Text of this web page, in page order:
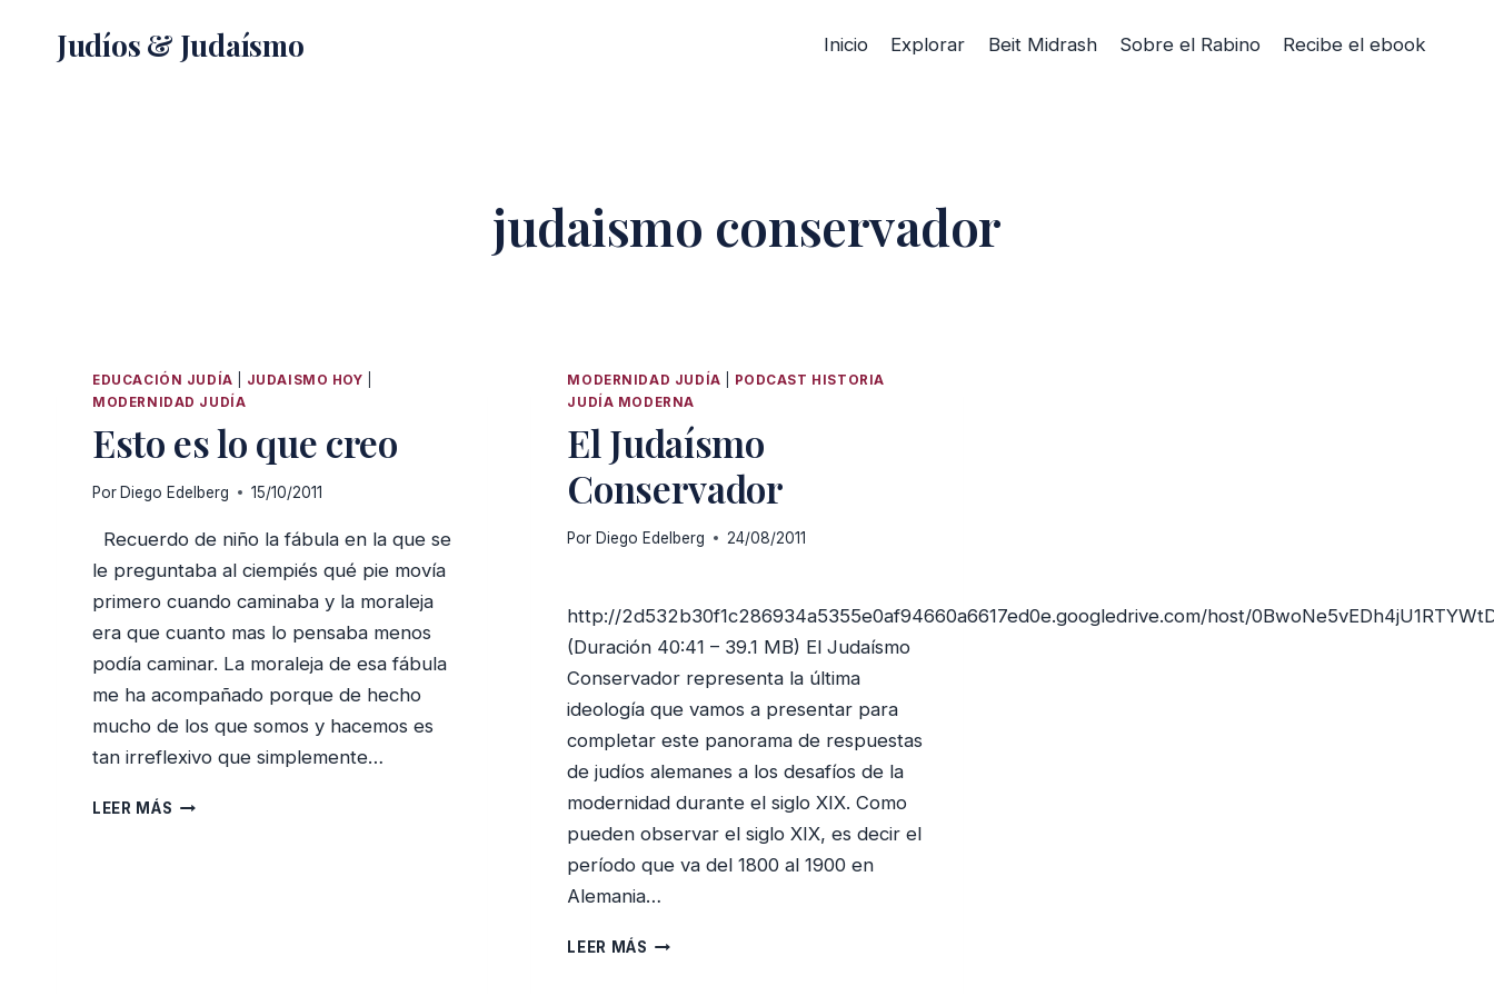
Judíos & Judaísmo Inicio Explorar Beit Midrash Sobre el Rabino Recibe el ebook
judaismo conservador
EDUCACIÓN JUDÍA JUDAISMO HOY
MODERNIDAD JUDÍA
Esto es lo que creo
Por Diego Edelberg 15/10/2011
Recuerdo de niño la fábula en la que se
le preguntaba al ciempiés qué pie movía
primero cuando caminaba y la moraleja
era que cuanto mas lo pensaba menos
podía caminar. La moraleja de esa fábula
me ha acompañado porque de hecho
mucho de los que somos y hacemos es
tan irreflexivo que simplemente…
LEER MÁS ESTO
MODERNIDAD JUDÍA
PODCAST HISTORIA
JUDÍA MODERNA
El Judaísmo
Conservador
Por Diego Edelberg 24/08/2011
http://2d532b30f1c286934a5355e0af94660a6617ed0e.googledrive.com/host/
(Duración 40:41 – 39.1 MB) El Judaísmo
Conservador representa la última
ideología que vamos a presentar para
completar este panorama de respuestas
de judíos alemanes a los desafíos de la
modernidad durante el siglo XIX. Como
pueden observar el siglo XIX, es decir el
período que va del 1800 al 1900 en
Alemania…
LEER MÁS EL